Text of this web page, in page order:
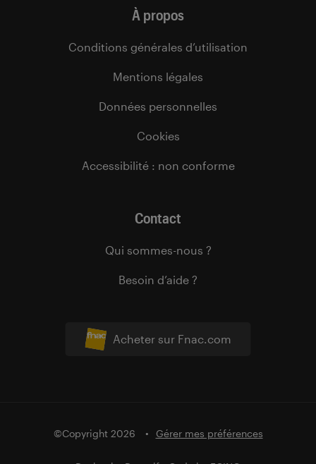
Acheter sur Fnac.com
À propos
Conditions générales d’utilisation
Mentions légales
Données personnelles
Cookies
Accessibilité : non conforme
Contact
Qui sommes-nous ?
Besoin d’aide ?
©Copyright 2026 Gérer mes préférences